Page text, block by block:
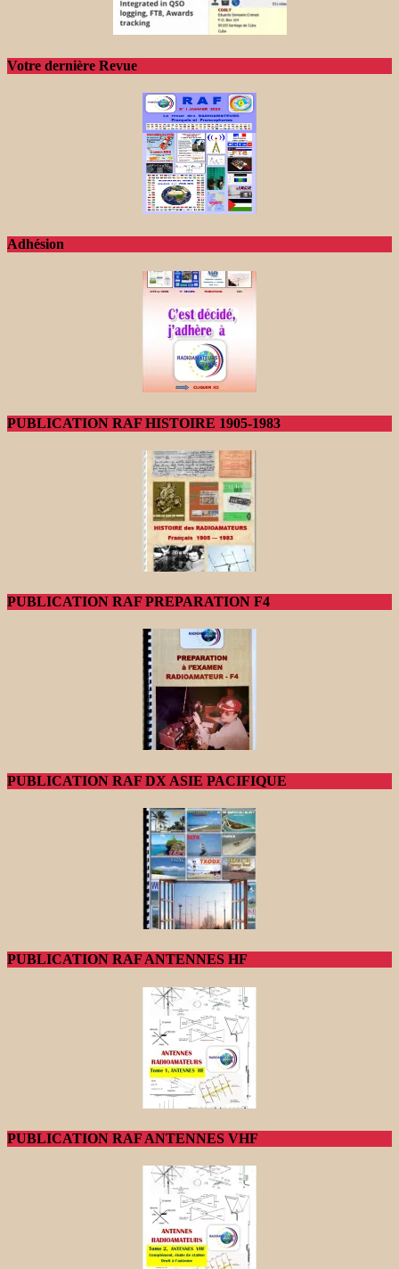
Votre dernière Revue
Adhésion
PUBLICATION RAF HISTOIRE 1905-1983
PUBLICATION RAF PREPARATION F4
PUBLICATION RAF DX ASIE PACIFIQUE
PUBLICATION RAF ANTENNES HF
PUBLICATION RAF ANTENNES VHF